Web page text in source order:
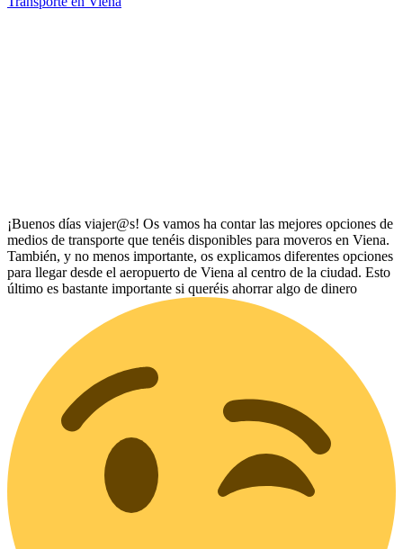
¡Buenos días viajer@s! Os vamos ha contar las mejores opciones de
medios de transporte que tenéis disponibles para moveros en Viena.
También, y no menos importante, os explicamos diferentes opciones
para llegar desde el aeropuerto de Viena al centro de la ciudad. Esto
último es bastante importante si queréis ahorrar algo de dinero